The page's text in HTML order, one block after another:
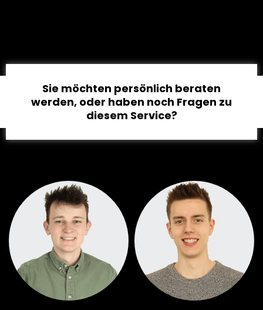
Sie möchten persönlich beraten
werden, oder haben noch Fragen zu
diesem Service?